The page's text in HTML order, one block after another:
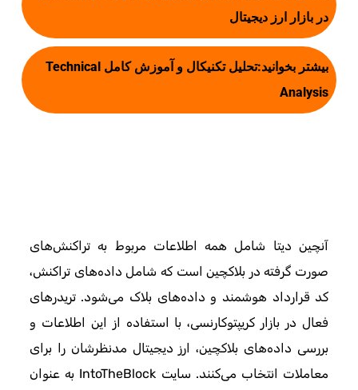
در بازار ارز دیجیتال
بیشتر بخوانید:
تحلیل تکنیکال و آموزش کامل Technical
Analysis
آنچین دیتا شامل همه اطلاعات مربوط به تراکنش‌های
صورت گرفته در بلاکچین است که شامل داده‌های تراکنش،
کد قرارداد هوشمند و داده‌های بلاک می‌شود. تریدرهای
فعال در بازار کریپتوکارنسی، با استفاده از این اطلاعات و
بررسی داده‌های بلاکچین، ارز دیجیتال مدنظرشان را برای
معاملات انتخاب می‌کنند. سایت IntoTheBlock به عنوان